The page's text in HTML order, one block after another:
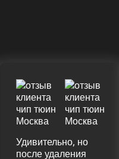
Удивительно, но
после удаления